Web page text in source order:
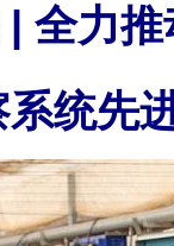
| 全力
统先